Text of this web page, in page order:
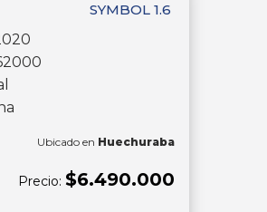
SYMBOL 1.6
Ubicado en Huechuraba
Precio: $6.490.000